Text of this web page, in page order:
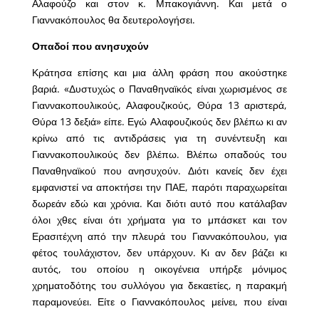
Αλαφούζο και στον κ. Μπακογιάννη. Και μετά ο
Γιαννακόπουλος θα δευτερολογήσει.
Οπαδοί που ανησυχούν
Κράτησα επίσης και μια άλλη φράση που ακούστηκε
βαριά. «Δυστυχώς ο Παναθηναϊκός είναι χωρισμένος σε
Γιαννακοπουλικούς, Αλαφουζικούς, Θύρα 13 αριστερά,
Θύρα 13 δεξιά» είπε. Εγώ Αλαφουζικούς δεν βλέπω κι αν
κρίνω από τις αντιδράσεις για τη συνέντευξη και
Γιαννακοπουλικούς δεν βλέπω. Βλέπω οπαδούς του
Παναθηναϊκού που ανησυχούν. Διότι κανείς δεν έχει
εμφανιστεί να αποκτήσει την ΠΑΕ, παρότι παραχωρείται
δωρεάν εδώ και χρόνια. Και διότι αυτό που κατάλαβαν
όλοι χθες είναι ότι χρήματα για το μπάσκετ και τον
Ερασιτέχνη από την πλευρά του Γιαννακόπουλου, για
φέτος τουλάχιστον, δεν υπάρχουν. Κι αν δεν βάζει κι
αυτός, του οποίου η οικογένεια υπήρξε μόνιμος
χρηματοδότης του συλλόγου για δεκαετίες, η παρακμή
παραμονεύει. Είτε ο Γιαννακόπουλος μείνει, που είναι